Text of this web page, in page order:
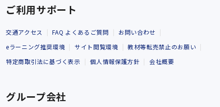
ご利用サポート
交通アクセス FAQ よくあるご質問
お問い合わせ
eラーニング推奨環境
サイト閲覧環境
教材等転売禁止のお願い
特定商取引法に基づく表示
個人情報保護方針 会社概要
グループ会社